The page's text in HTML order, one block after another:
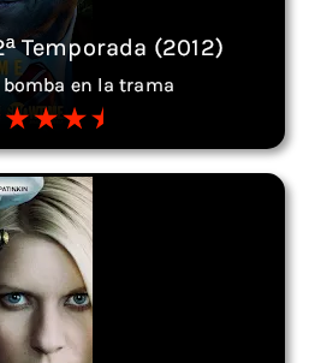
Temporada (2012)
en la trama